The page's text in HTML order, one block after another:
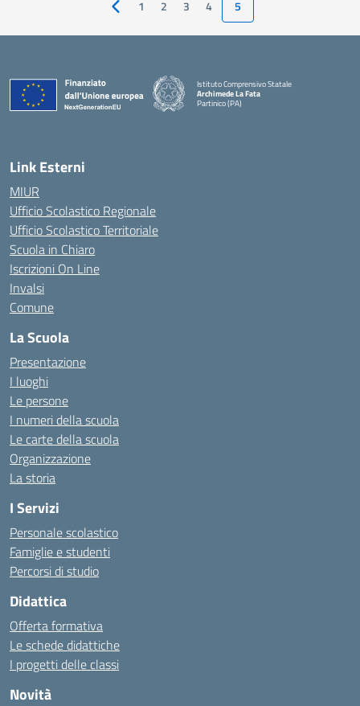
Pagina precedente
1 2 3 4 5
Istituto Comprensivo Statale
Archimede La Fata
Partinico (PA)
Link Esterni
MIUR
Ufficio Scolastico Regionale
Ufficio Scolastico Territoriale
Scuola in Chiaro
Iscrizioni On Line
Invalsi
Comune
La Scuola
Presentazione
I luoghi
Le persone
I numeri della scuola
Le carte della scuola
Organizzazione
La storia
I Servizi
Personale scolastico
Famiglie e studenti
Percorsi di studio
Didattica
Offerta formativa
Le schede didattiche
I progetti delle classi
Novità